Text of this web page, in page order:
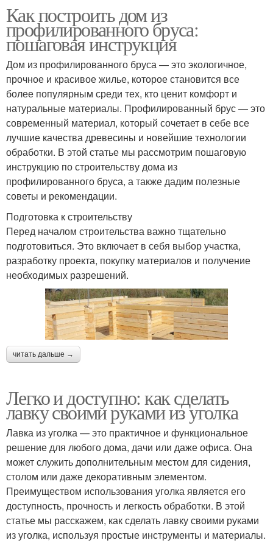
Как построить дом из
профилированного бруса:
пошаговая инструкция
Дом из профилированного бруса — это экологичное,
прочное и красивое жилье, которое становится все
более популярным среди тех, кто ценит комфорт и
натуральные материалы. Профилированный брус — это
современный материал, который сочетает в себе все
лучшие качества древесины и новейшие технологии
обработки. В этой статье мы рассмотрим пошаговую
инструкцию по строительству дома из
профилированного бруса, а также дадим полезные
советы и рекомендации.
Подготовка к строительству
Перед началом строительства важно тщательно
подготовиться. Это включает в себя выбор участка,
разработку проекта, покупку материалов и получение
необходимых разрешений.
читать дальше →
Легко и доступно: как сделать
лавку своими руками из уголка
Лавка из уголка — это практичное и функциональное
решение для любого дома, дачи или даже офиса. Она
может служить дополнительным местом для сидения,
столом или даже декоративным элементом.
Преимуществом использования уголка является его
доступность, прочность и легкость обработки. В этой
статье мы расскажем, как сделать лавку своими руками
из уголка, используя простые инструменты и материалы.